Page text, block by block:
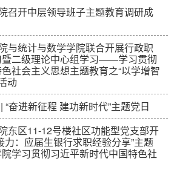
召开中层领导班子主题教育调研成
与统计与数学学院联合开展行政职
暨二级理论中心组学习——学习贯彻
社会主义思想主题教育之“以学增智
动
“奋进新征程 建功新时代”主题党日
东区11-12号楼社区功能型党支部开
力：应届生银行求职经验分享”主题
学习贯彻习近平新时代中国特色社